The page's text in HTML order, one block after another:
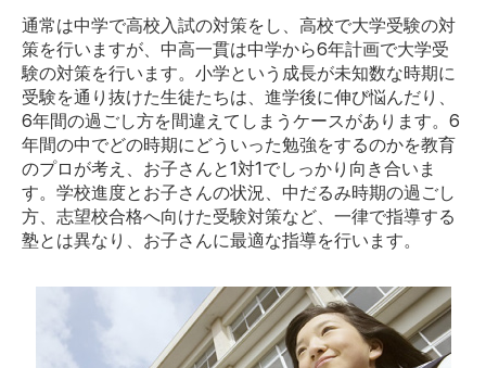
通常は中学で高校入試の対策をし、高校で大学受験の対
策を行いますが、中高一貫は中学から6年計画で大学受
験の対策を行います。小学という成長が未知数な時期に
受験を通り抜けた生徒たちは、進学後に伸び悩んだり、
6年間の過ごし方を間違えてしまうケースがあります。6
年間の中でどの時期にどういった勉強をするのかを教育
のプロが考え、お子さんと1対1でしっかり向き合いま
す。学校進度とお子さんの状況、中だるみ時期の過ごし
方、志望校合格へ向けた受験対策など、一律で指導する
塾とは異なり、お子さんに最適な指導を行います。